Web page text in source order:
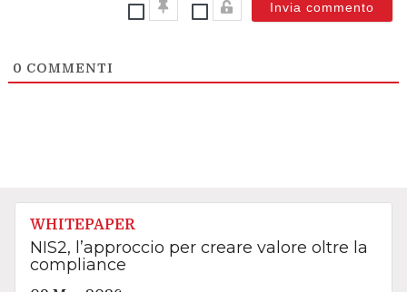
0 COMMENTI
WHITEPAPER
NIS2, l’approccio per creare valore oltre la
compliance